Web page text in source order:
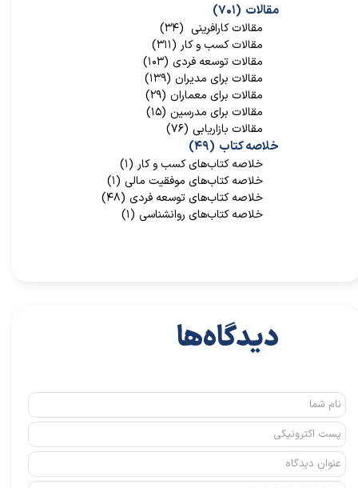
مقالات (۷۰۱)
مقالات کارافرینی (۳۴)
مقالات کسب و کار (۳۱۱)
مقالات توسعه فردی (۱۰۳)
مقالات برای مدیران (۱۳۹)
مقالات برای معماران (۲۹)
مقالات برای مدرسین (۱۵)
مقالات بازاریابی (۷۶)
خلاصه کتاب (۴۹)
خلاصه کتاب‌‌های کسب و کار (۱)
خلاصه کتاب‌‌های موفقیت مالی (۱)
خلاصه کتاب‌های توسعه فردی (۴۸)
خلاصه کتاب‌های روانشناسی (۱)
دیدگاه‌ها